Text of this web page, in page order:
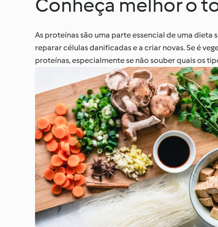
Conheça o Cookidoo®
Dietas e tendências
Conheça melhor o
As proteínas são uma parte essencial de uma
reparar células danificadas e a criar novas. Se é
proteínas, especialmente se não souber quais os